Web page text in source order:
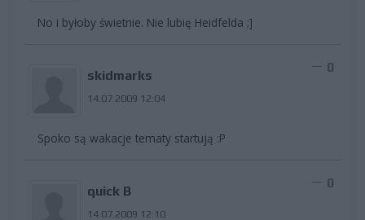
No i byłoby świetnie. Nie lubię Heidfelda ;]
skidmarks
14.07.2009 12:04
0
Spoko są wakacje tematy startują :P
quick B
14.07.2009 12:10
0